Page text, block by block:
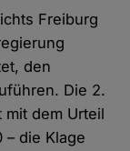
Freiburg
den
Die 2.
mit dem Urteil
– die Klage